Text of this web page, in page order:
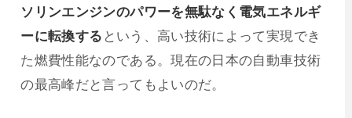
ソリンエンジンのパワーを無駄なく電気エネルギ
ーに転換する という、高い技術によって実現でき
た燃費性能なのである。現在の日本の自動車技術
の最高峰だと言ってもよいのだ。